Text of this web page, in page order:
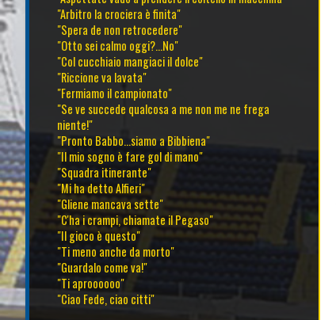
"Arbitro la crociera è finita"
"Spera de non retrocedere"
"Otto sei calmo oggi?...No"
"Col cucchiaio mangiaci il dolce"
"Riccione va lavata"
"Fermiamo il campionato"
"Se ve succede qualcosa a me non me ne frega
niente!"
"Pronto Babbo...siamo a Bibbiena"
"Il mio sogno è fare gol di mano"
"Squadra itinerante"
"Mi ha detto Alfieri"
"Gliene mancava sette"
"C'ha i crampi, chiamate il Pegaso"
"Il gioco è questo"
"Ti meno anche da morto"
"Guardalo come va!"
"Ti aproooooo"
"Ciao Fede, ciao citti"